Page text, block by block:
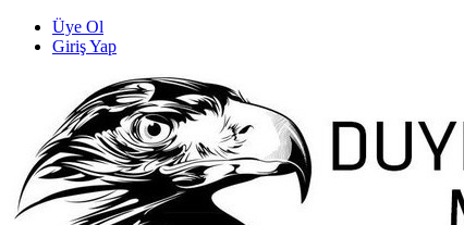
Üye Ol
Giriş Yap